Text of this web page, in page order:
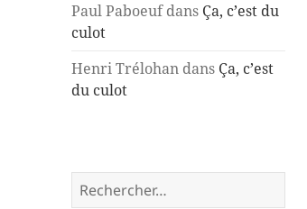
Paul Paboeufdans Ça, c’est du
culot
Henri Trélohan dans Ça, c’est
du culot
Rechercher :